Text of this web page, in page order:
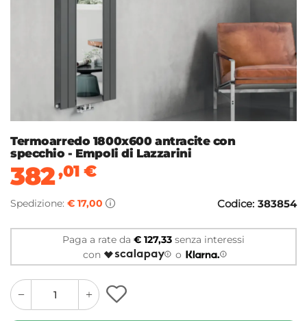
Termoarredo 1800x600 antracite con
specchio - Empoli di Lazzarini
382,01 €
Spedizione: € 17,00 Codice: 383854
Paga a rate da € 127,33 senza interessi
con
o
quantity
button
quantity
minus
button